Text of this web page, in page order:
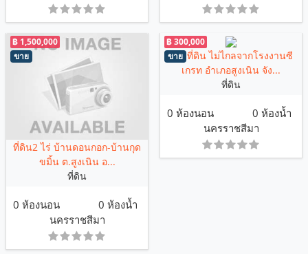
ขาย
฿ 1,500,000
ที่ดิน2 ไร่ บ้านดอนกอก-บ้านกุด
ขมิ้น ต.สูงเนิน อ...
ที่ดิน
0 ห้องนอน
0 ห้องน้ำ
นครราชสีมา
ขาย
฿ 300,000
ขายที่ดิน ไม่ไกลจากโรงงานซี
เกรท อำเภอสูงเนิน จัง...
ที่ดิน
0 ห้องนอน
0 ห้องน้ำ
นครราชสีมา